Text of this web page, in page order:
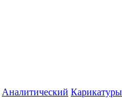
Аналитический Карикатуры